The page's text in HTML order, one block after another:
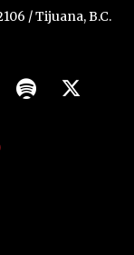
/ Tijuana, B.C.